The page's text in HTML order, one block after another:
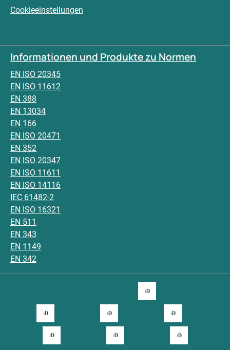
Cookieeinstellungen
Informationen und Produkte zu Normen
EN ISO 20345
EN ISO 11612
EN 388
EN 13034
EN 166
EN ISO 20471
EN 352
EN ISO 20347
EN ISO 11611
EN ISO 14116
IEC 61482-2
EN ISO 16321
EN 511
EN 343
EN 1149
EN 342